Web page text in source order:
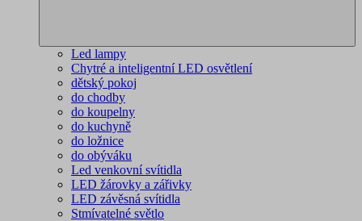
Led lampy
Chytré a inteligentní LED osvětlení
dětský pokoj
do chodby
do koupelny
do kuchyně
do ložnice
do obýváku
Led venkovní svítidla
LED žárovky a zářivky
LED závěsná svítidla
Stmívatelné světlo